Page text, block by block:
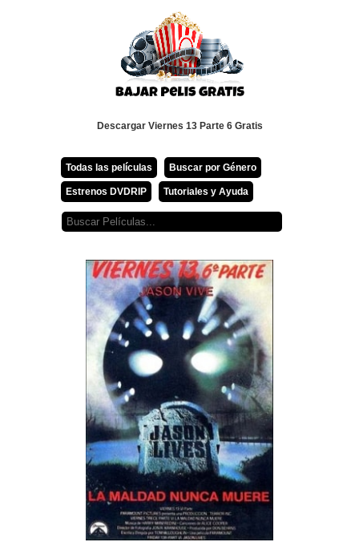
Descargar Viernes 13 Parte 6 Gratis
Todas las películas Buscar por Género
Estrenos DVDRIP Tutoriales y Ayuda